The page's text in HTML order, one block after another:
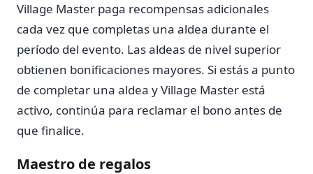
Village Master paga recompensas adicionales
cada vez que completas una aldea durante el
período del evento. Las aldeas de nivel superior
obtienen bonificaciones mayores. Si estás a punto
de completar una aldea y Village Master está
activo, continúa para reclamar el bono antes de
que finalice.
Maestro de regalos